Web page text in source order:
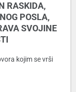
RASKIDA,
POSLA,
SVOJINE
kojim se vrši